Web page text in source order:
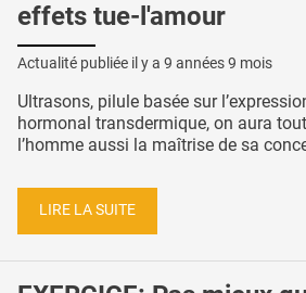
effets tue-l'amour
Actualité publiée il y a 9 années 9 mois
Ultrasons, pilule basée sur
hormonal transdermique, on aura
l’homme aussi la maîtrise de sa
LIRE LA SUITE